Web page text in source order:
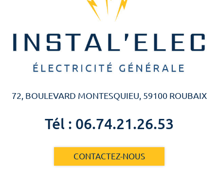
72, BOULEVARD MONTESQUIEU, 59100 ROUBAIX
Tél : 06.74.21.26.53
CONTACTEZ-NOUS